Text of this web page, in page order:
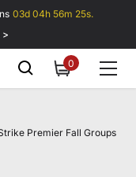
03d 04h 56m 25s.
>
00
item
Premier Fall Groups